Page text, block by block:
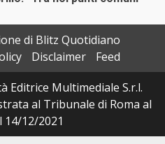
di Blitz Quotidiano
Disclaimer
Feed
Editrice Multimediale S.r.l.
al Tribunale di Roma al
14/12/2021